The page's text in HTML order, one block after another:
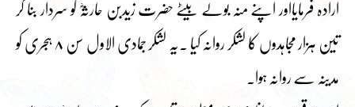
ارادہ فرمایااور اپنے منہ بولے بیٹے حضرت زیدبن حارثہؓ کو سردار بنا کر
تین ہزار مجاہدوں کا لشکر روانہ کیا ۔یہ لشکر جمادی الاول سن ۸ ہجری کو
مدینہ سے روانہ ہوا۔